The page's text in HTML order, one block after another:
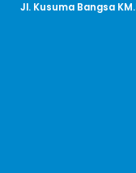
Jl. Kusuma Bangsa